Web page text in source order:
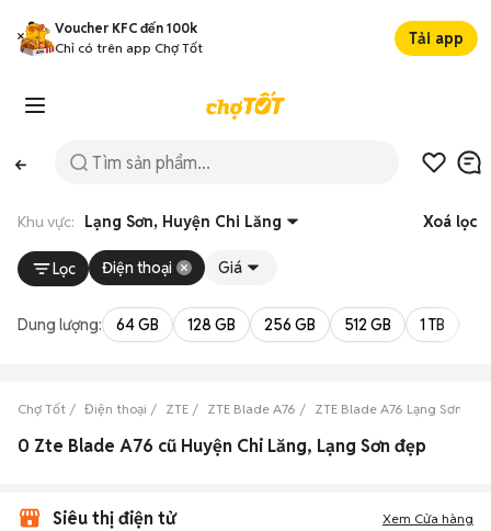
Voucher KFC đến 100k
Chỉ có trên app Chợ Tốt
Tải app
Khu vực: Lạng Sơn, Huyện Chi Lăng Xoá lọc
Lọc Điện thoại Giá
Dung lượng: 64 GB 128 GB 256 GB 512 GB 1 TB
Chợ Tốt Điện thoại ZTE ZTE Blade A76 ZTE Blade A76 Lạng Sơn
0 Zte Blade A76 cũ Huyện Chi Lăng, Lạng Sơn đẹp
Siêu thị điện tử Xem Cửa hàng